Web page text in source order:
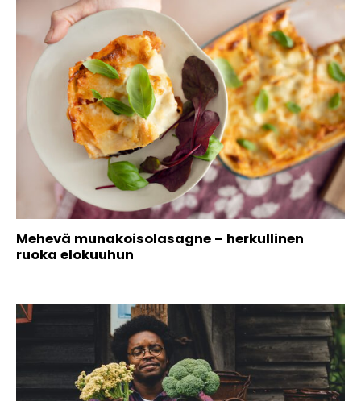
Mehevä munakoisolasagne – herkullinen
ruoka elokuuhun